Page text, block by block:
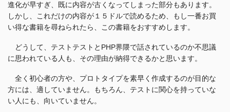
進化が早すぎ、既に内容が古くなってしまった部分もあります。
しかし、これだけの内容が１５ドルで読めるため、もし一番お買
い得な書籍を尋ねられたら、この書籍をおすすめします。
どうして、テストテストとPHP界隈で話されているのか不思議
に思われている人も、その理由が納得できるかと思います。
全く初心者の方や、プロトタイプを素早く作成するのが目的な
方には、適していません。もちろん、テストに関心を持っていな
い人にも、向いていません。